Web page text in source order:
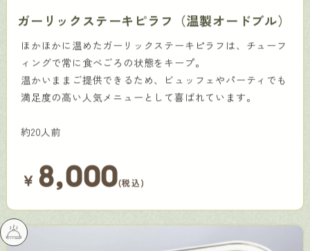
ガーリックステーキピラフ（温製オードブル）
ほかほかに温めたガーリックステーキピラフは、チューフ
ィングで常に食べごろの状態をキープ。
温かいままご提供できるため、ビュッフェやパーティでも
満足度の高い人気メニューとして喜ばれています。
約20人前
￥ 8,000(税込)